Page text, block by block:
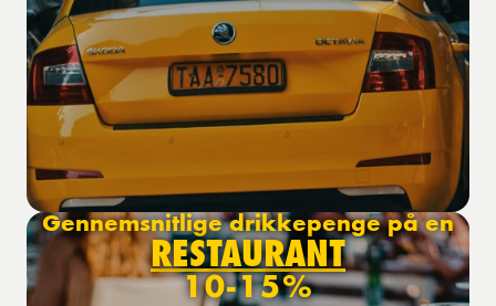
Gennemsnitlige drikkepenge på en
RESTAURANT
10-15%